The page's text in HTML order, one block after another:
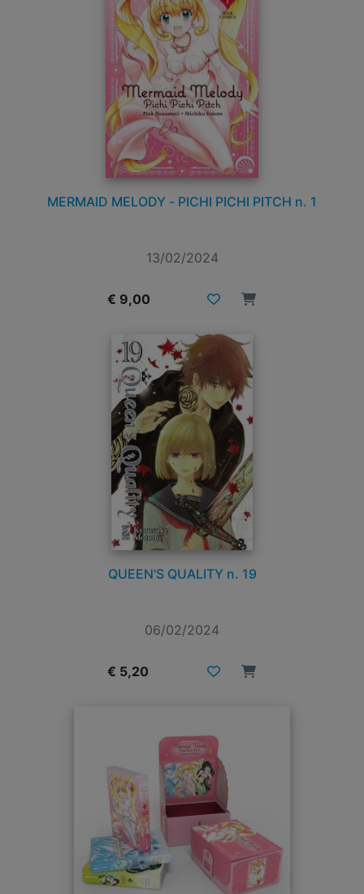
MERMAID MELODY - PICHI PICHI PITCH n. 1
13/02/2024
€ 9,00
QUEEN'S QUALITY n. 19
06/02/2024
€ 5,20